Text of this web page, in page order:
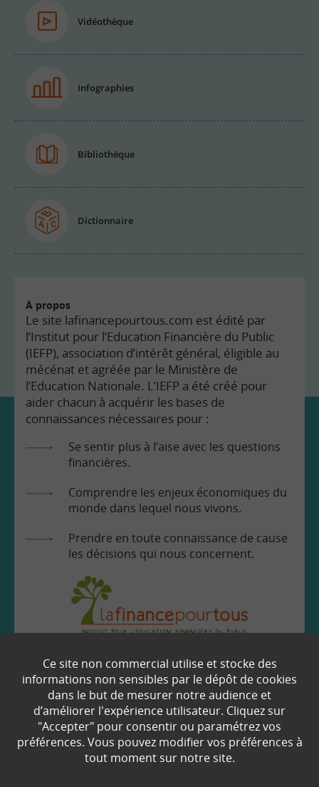
Vidéothèque
Infographies
Bibliothèque
Dictionnaire
À propos
Le site lafinancepourtous.com est édité par
l’Institut pour l’Education Financière du Public
(IEFP), association d’intérêt général, éligible au
mécénat et agréée par le Ministère de
l’Education Nationale. L’IEFP a été créé pour
aider chacun à acquérir les bases de
connaissances nécessaires pour :
Se sentir plus à l’aise avec les questions
financières.
Comprendre les enjeux économiques du
monde dans lequel nous vivons.
Prendre en toute connaissance de cause
les décisions qui nous concernent.
EN SAVOIR
Qui sommes-nous ?
Partenaires
Ce site non commercial utilise et stocke des
informations non sensibles par le dépôt de cookies
dans le but de mesurer notre audience et
d’améliorer l'expérience utilisateur. Cliquez sur
"Accepter" pour consentir ou paramétrez vos
préférences. Vous pouvez modifier vos préférences à
tout moment sur notre site.